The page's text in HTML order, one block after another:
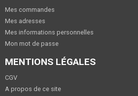
Mes commandes
Mes adresses
Mes informations personnelles
Mon mot de passe
MENTIONS LÉGALES
CGV
A propos de ce site